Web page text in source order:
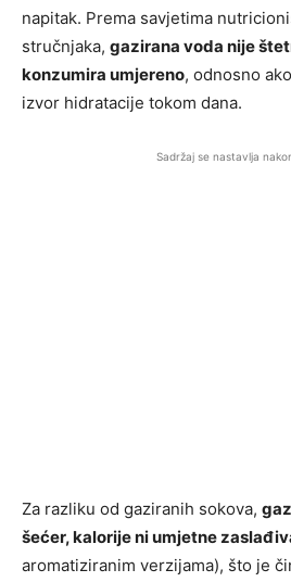
napitak. Prema savjetima
stručnjaka, gazirana voda nije
konzumira umjereno, odnosno
izvor hidratacije tokom dana.
Sadržaj se nastavlja
Za razliku od gaziranih sokova,
šećer, kalorije ni umjetne
aromatiziranim verzijama), što je